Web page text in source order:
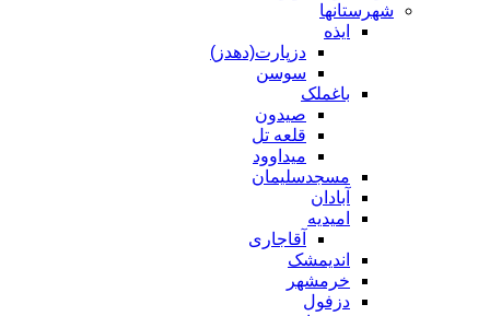
شهرستانها
ایذه
دزپارت(دهدز)
سوسن
باغملک
صیدون
قلعه تل
میداوود
مسجدسلیمان
آبادان
امیدیه
آقاجاری
اندیمشک
خرمشهر
دزفول